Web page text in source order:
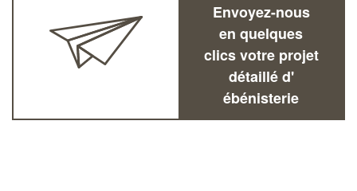
Envoyez-nous
en quelques
clics votre projet
détaillé d'
ébénisterie